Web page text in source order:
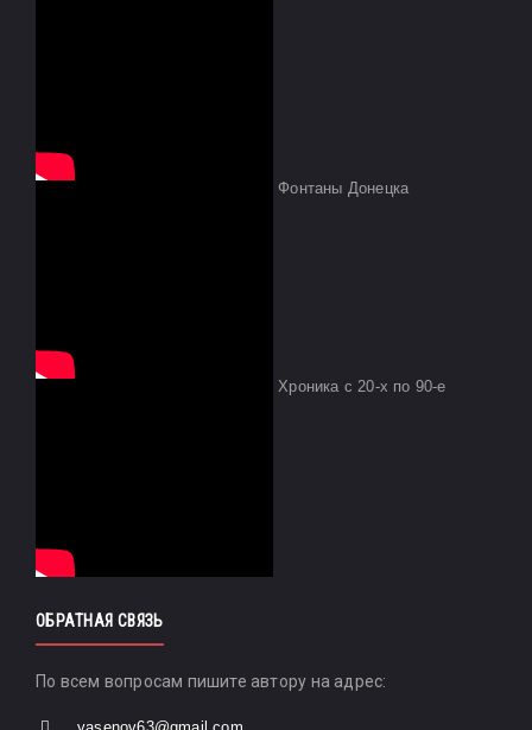
Фонтаны Донецка
Хроника с 20-х по 90-е
ОБРАТНАЯ СВЯЗЬ
По всем вопросам пишите автору на адрес: